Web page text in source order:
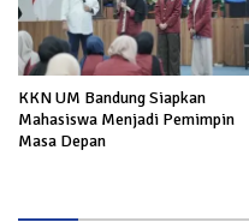
KKN UM Bandung Siapkan
Mahasiswa Menjadi Pemimpin
Masa Depan